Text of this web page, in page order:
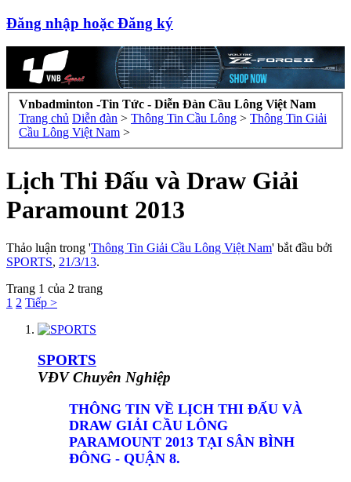
Đăng nhập hoặc Đăng ký
Vnbadminton -Tin Tức - Diễn Đàn Cầu Lông Việt Nam
Trang chủ Diễn đàn > Thông Tin Cầu Lông > Thông Tin Giải
Cầu Lông Việt Nam >
Lịch Thi Đấu và Draw Giải
Paramount 2013
Thảo luận trong 'Thông Tin Giải Cầu Lông Việt Nam' bắt đầu bởi
SPORTS, 21/3/13.
Trang 1 của 2 trang
1 2 Tiếp >
SPORTS
VĐV Chuyên Nghiệp
THÔNG TIN VỀ LỊCH THI ĐẤU VÀ
DRAW GIẢI CẦU LÔNG
PARAMOUNT 2013 TẠI SÂN BÌNH
ĐÔNG - QUẬN 8.